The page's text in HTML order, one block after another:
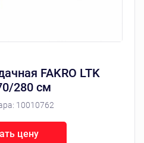
FAKRO LTK
280 см
10010762
цену